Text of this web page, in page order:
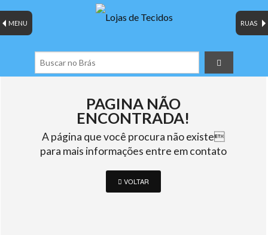
RUAS
MENU
PAGINA NÃO
ENCONTRADA!
A página que você procura não existe
para mais informações entre em contato
VOLTAR